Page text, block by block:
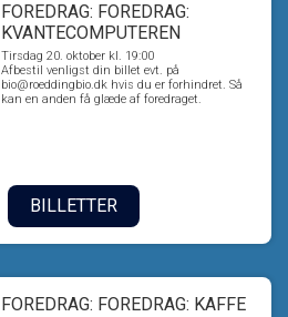
FOREDRAG: FOREDRAG:
KVANTECOMPUTEREN
Tirsdag 20. oktober kl. 19:00
Afbestil venligst din billet evt. på
bio@roeddingbio.dk hvis du er forhindret. Så
kan en anden få glæde af foredraget.
BILLETTER
FOREDRAG: FOREDRAG: KAFFE